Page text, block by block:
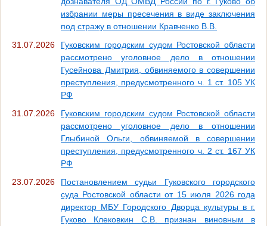
избрании меры пресечения в виде заключения
под стражу в отношении Кравченко В.В.
31.07.2026
Гуковским городским судом Ростовской области
рассмотрено уголовное дело в отношении
Гусейнова Дмитрия, обвиняемого в совершении
преступления, предусмотренного ч. 1 ст. 105 УК
РФ
31.07.2026
Гуковским городским судом Ростовской области
рассмотрено уголовное дело в отношении
Глыбиной Ольги, обвиняемой в совершении
преступления, предусмотренного ч. 2 ст. 167 УК
РФ
23.07.2026
Постановлением судьи Гуковского городского
суда Ростовской области от 15 июля 2026 года
директор МБУ Городского Дворца культуры в г.
Гуково Клековкин С.В. признан виновным в